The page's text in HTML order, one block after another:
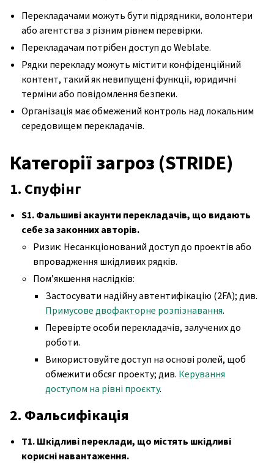
Перекладачами можуть бути підрядники, волонтери
або агентства з різним рівнем перевірки.
Перекладачам потрібен доступ до Weblate.
Рядки перекладу можуть містити конфіденційний
контент, такий як невипущені функції, юридичні
терміни або повідомлення безпеки.
Організація має обмежений контроль над локальним
середовищем перекладачів.
Категорії загроз (STRIDE)
1. Спуфінг
S1. Фальшиві акаунти перекладачів, що видають
себе за законних авторів.
Ризик: Несанкціонований доступ до проектів або
впровадження шкідливих рядків.
Пом’якшення наслідків:
Застосувати надійну автентифікацію (2FA); див.
Примусове двофакторне розпізнавання.
Перевірте особи перекладачів, залучених до
роботи.
Використовуйте доступ на основі ролей, щоб
обмежити обсяг проекту; див. Керування
доступом на рівні проєкту.
2. Фальсифікація
T1. Шкідливі переклади, що містять шкідливі
корисні навантаження.